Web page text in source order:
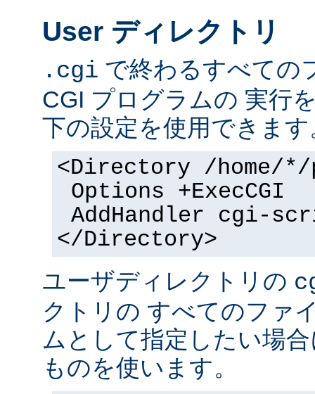
User ディレクトリ
.cgi で終わるすべての
CGI プログラムの 実行
下の設定を使用できます
<Directory /home/
Options +ExecCGI
AddHandler cgi-
</Directory>
ユーザディレクトリの
クトリの すべてのファ
ムとして指定したい場
ものを使います。